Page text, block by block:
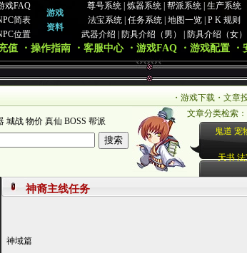
戏FAQ
简表
位置
游戏
资料
尊号系统| 炼器系统| 帮派系统| 生产系统
法宝系统| 任务系统| 地图一览| P K 规则
武器介绍
防具介绍（男） 防具介绍（女）
值 ・操作指南 ・客服中心 ・游戏FAQ ・游戏配置
・ 游戏下载・ 文章
城战 物价 真仙 BOSS 帮派
文章分类检索：
鬼道 宠
天书 法
神裔主线任务
神域篇